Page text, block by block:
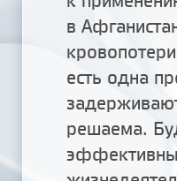
в
есть одна
решаема.